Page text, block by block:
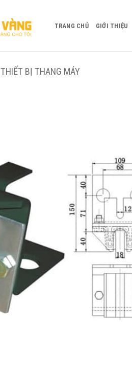
TRANG CHỦ GIỚI THIỆU
THIẾT BỊ THANG MÁY